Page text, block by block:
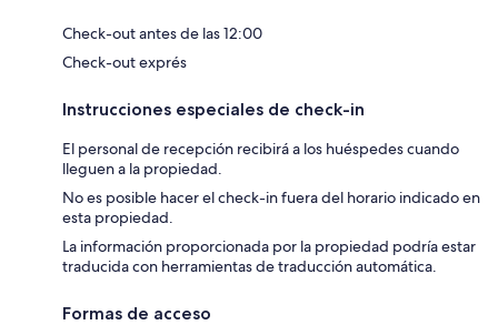
Check-out antes de las 12:00
Check-out exprés
Instrucciones especiales de check-in
El personal de recepción recibirá a los huéspedes cuando
lleguen a la propiedad.
No es posible hacer el check-in fuera del horario indicado en
esta propiedad.
La información proporcionada por la propiedad podría estar
traducida con herramientas de traducción automática.
Formas de acceso